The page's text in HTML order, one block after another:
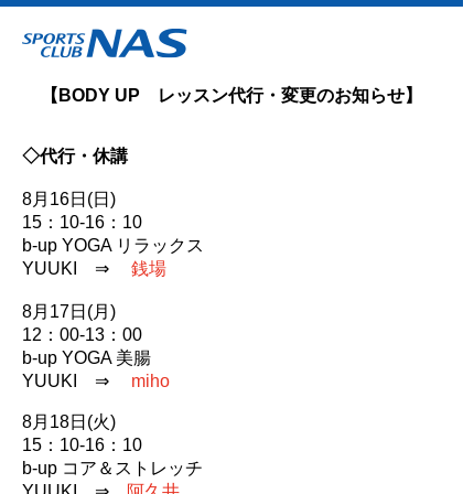
【BODY UP レッスン代行・変更のお知らせ】
◇代行・休講
8月16日(日)
15：10-16：10
b-up YOGA リラックス
YUUKI ⇒ 銭場
8月17日(月)
12：00-13：00
b-up YOGA 美腸
YUUKI ⇒ miho
8月18日(火)
15：10-16：10
b-up コア＆ストレッチ